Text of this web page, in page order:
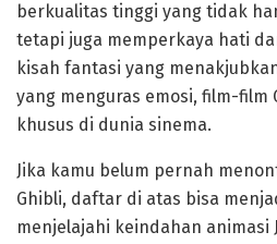
berkualitas tinggi yang tidak
tetapi juga memperkaya hati
kisah fantasi yang
yang menguras emosi, film-
khusus di dunia sinema.
Jika kamu belum pernah
Ghibli, daftar di atas bisa
menjelajahi keindahan animasi